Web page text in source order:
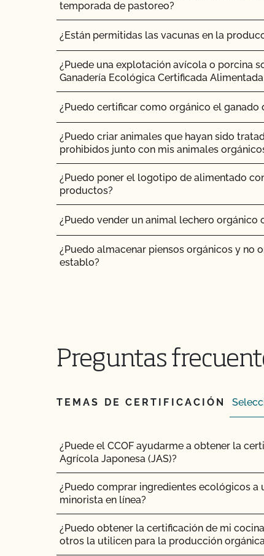
¿Quién debe inscribirse en el Programa
California (SOP)?
¿Por qué necesito una inspección orgánica?
¿Por qué debería certificarme con el CCOF?
temporada de pastoreo?
¿Están permitidas las vacunas en la
¿Puede una explotación avícola o porcina
Ganadería Ecológica Certificada
¿Puedo certificar como orgánico el ganado
¿Puedo criar animales que hayan sido
prohibidos junto con mis animales
¿Puedo poner el logotipo de alimentado
productos?
¿Puedo vender un animal lechero orgánico
¿Puedo almacenar piensos orgánicos y no
establo?
¿Puedo utilizar antibióticos en mis
orgánica?
¿Puedo utilizar cualquier matadero para
¿Puedo utilizar compost?
¿Puedo utilizar antiparasitarios para tratar
¿Puedo utilizar madera tratada para
¿Puedo utilizar semillas tratadas?
Preguntas
TEMAS DE CERTIFICACIÓN
¿Puede el CCOF ayudarme a obtener la
Agrícola Japonesa (JAS)?
¿Puedo comprar ingredientes ecológicos a
minorista en línea?
¿Puedo obtener la certificación de mi
otros la utilicen para la producción